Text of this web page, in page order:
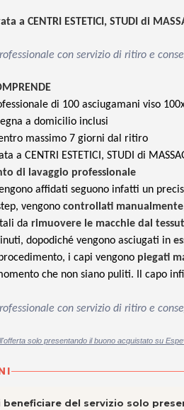
a CENTRI ESTETICI, STUDI di
con servizio di ritiro e
di 100 asciugamani viso
a domicilio inclusi
massimo 7 giorni dal ritiro
a CENTRI ESTETICI, STUDI di
di lavaggio professionale
affidati seguono infatti un
vengono controllati manualmente
da rimuovere le macchie dal
dopodiché vengono asciugati in
i capi vengono piegati
che non siano puliti. Il capo
con servizio di ritiro e
solo presentando il buono acquistato su
beneficiare del servizio solo